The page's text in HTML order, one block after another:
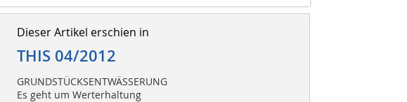
Dieser Artikel erschien in
THIS 04/2012
GRUNDSTÜCKSENTWÄSSERUNG
Es geht um Werterhaltung